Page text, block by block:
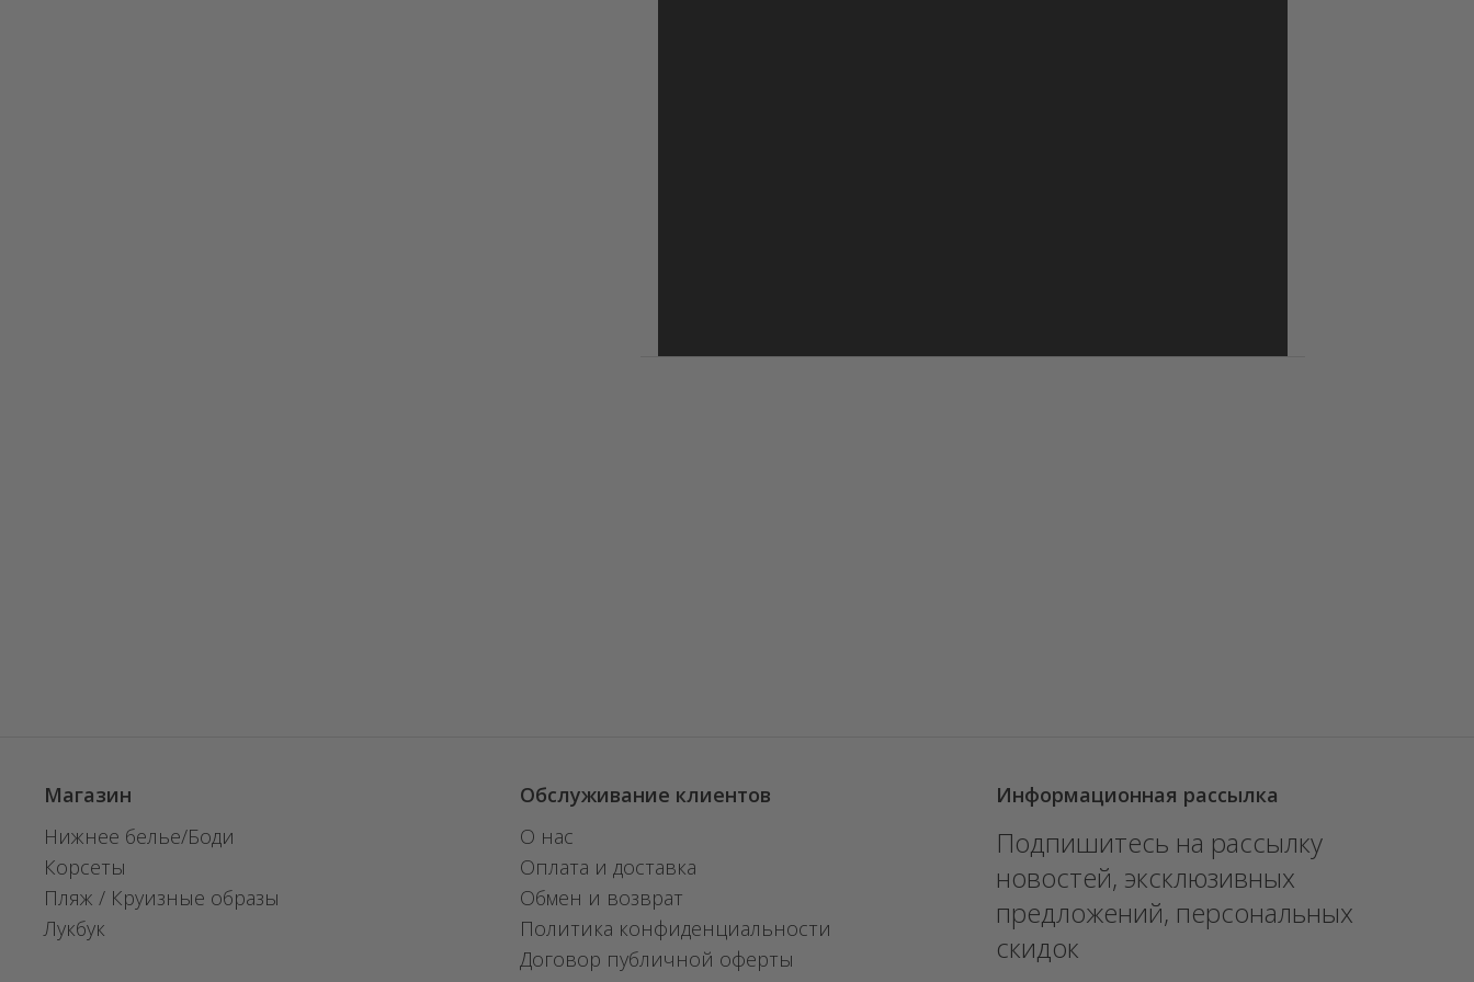
Магазин
Нижнее белье/Боди
Корсеты
Пляж / Круизные образы
Лукбук
Обслуживание клиентов
О нас
Оплата и доставка
Обмен и возврат
Политика конфиденциальности
Договор публичной оферты
Информационная рассылка
Подпишитесь на рассылку
новостей, эксклюзивных
предложений, персональных
скидок